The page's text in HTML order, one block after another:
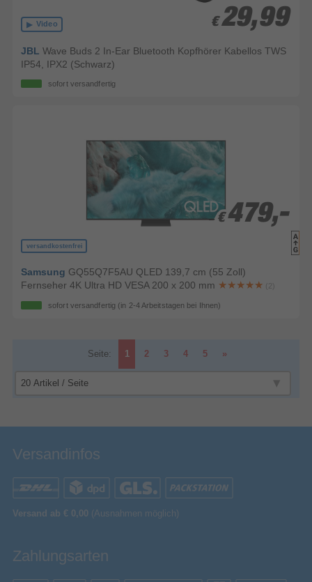
Video € 29,99
€ 29,99
JBL Wave Buds 2 In-Ear Bluetooth Kopfhörer Kabellos TWS
IP54, IPX2 (Schwarz)
sofort versandfertig
versandkostenfrei
€ 479,-
€ 479,-
Samsung GQ55Q7F5AU QLED 139,7 cm (55 Zoll)
Fernseher 4K Ultra HD VESA 200 x 200 mm
(2)
sofort versandfertig (in 2-4 Arbeitstagen bei Ihnen)
Seite: 1 2 3 4 5 »
Versandinfos
Versand ab € 0,00 (Ausnahmen möglich)
Zahlungsarten